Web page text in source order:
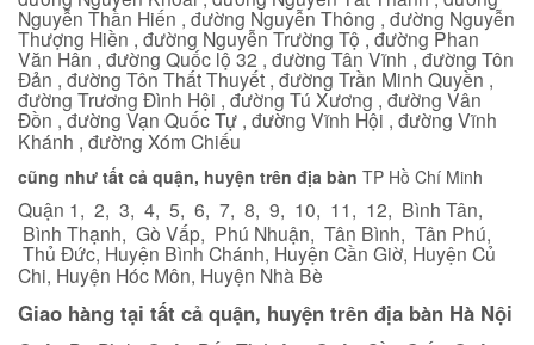
Nguyễn Thần Hiến , đường Nguyễn Thông , đường Nguyễn
Thượng Hiền , đường Nguyễn Trường Tộ , đường Phan
Văn Hân , đường Quốc lộ 32 , đường Tân Vĩnh , đường Tôn
Đản , đường Tôn Thất Thuyết , đường Trần Minh Quyền ,
đường Trương Đình Hội , đường Tú Xương , đường Vân
Đồn , đường Vạn Quốc Tự , đường Vĩnh Hội , đường Vĩnh
Khánh , đường Xóm Chiếu
cũng như tất cả quận, huyện trên địa bàn TP Hồ Chí Minh
Quận 1, 2, 3, 4, 5, 6, 7, 8, 9, 10, 11, 12, Bình Tân,
Bình Thạnh, Gò Vấp, Phú Nhuận, Tân Bình, Tân Phú,
Thủ Đức, Huyện Bình Chánh, Huyện Cần Giờ, Huyện Củ
Chi, Huyện Hóc Môn, Huyện Nhà Bè
Giao hàng tại tất cả quận, huyện trên địa bàn Hà Nội